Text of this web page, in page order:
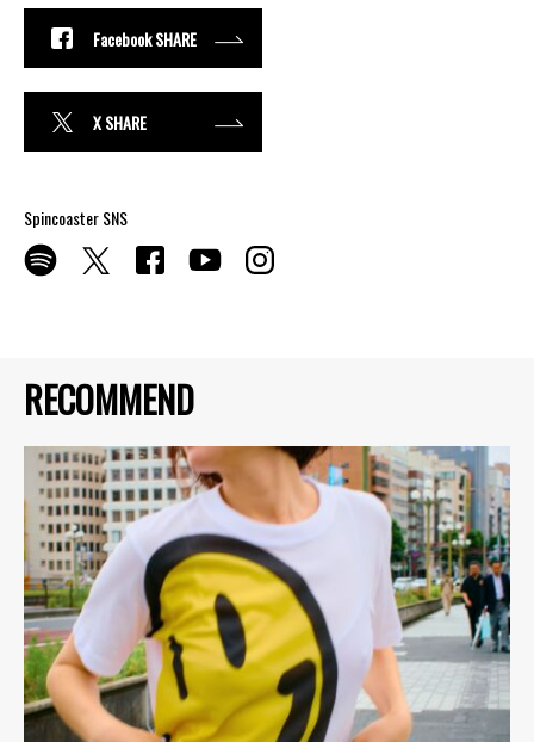
RECOMMEND
Facebook SHARE
X SHARE
Spincoaster SNS